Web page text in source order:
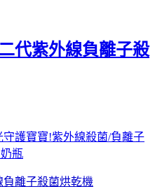
代紫外線負離子殺
護寶寶!紫外線殺菌/負離子
瓶
負離子殺菌烘乾機